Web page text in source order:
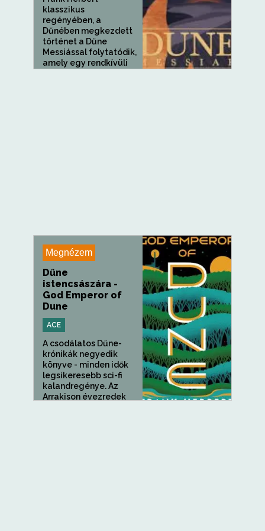
klasszikus
regényében, a
Dűnében megkezdett
történet a Dűne
Messiással folytatódik,
amely egy rendkívüli
Megnézem
Dűne
istencsászára -
God Emperor of
Dune
ACE
A csodálatos Dűne-
krónikák negyedik
könyve - minden idők
legsikeresebb sci-fi
kalandregénye. Az
Arrakison évezredek